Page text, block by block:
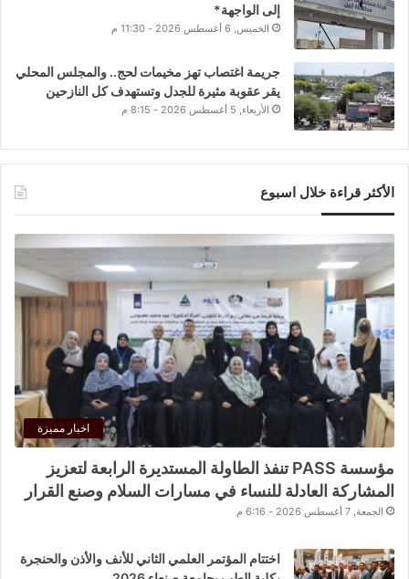
إلى الواجهة*
الخميس, 6 أغسطس 2026 - 11:30 م
جريمة اغتصاب تهز مخيمات لحج.. والمجلس المحلي
يقر عقوبة مثيرة للجدل وتستهدف كل النازحين
الأربعاء, 5 أغسطس 2026 - 8:15 م
الأكثر قراءة خلال اسبوع
اخبار مميزة
مؤسسة PASS تنفذ الطاولة المستديرة الرابعة لتعزيز
المشاركة العادلة للنساء في مسارات السلام وصنع القرار
الجمعة, 7 أغسطس 2026 - 6:16 م
اختتام المؤتمر العلمي الثاني للأنف والأذن والحنجرة